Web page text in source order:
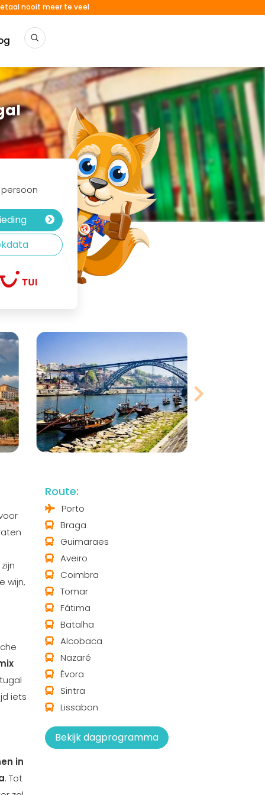
nooit meer te veel
wijn,
iets
in
. Tot
Route:
Porto
Braga
Guimaraes
Aveiro
Coimbra
Tomar
Fátima
Batalha
Alcobaca
Nazaré
Évora
Sintra
Lissabon
Bekijk dagprogramma